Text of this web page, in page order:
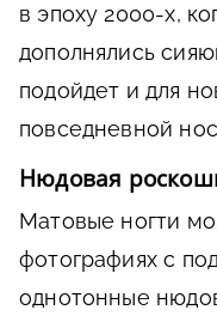
в эпоху 2000-х,
дополнялись
подойдет и для
повседневной
Нюдовая
Матовые ногти
фотографиях с
однотонные